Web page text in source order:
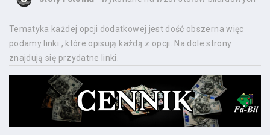
Tematyka każdej opcji dodatkowej jest dość obszerna więc
podamy linki , które opisują każdą z opcji. Na dole strony
znajdują się przydatne linki.